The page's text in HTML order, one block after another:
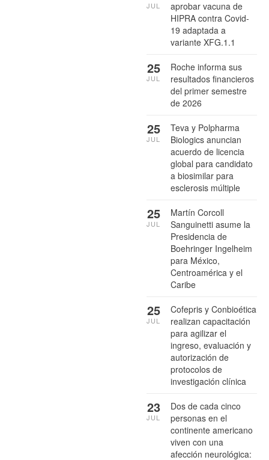
aprobar vacuna de
HIPRA contra Covid-
19 adaptada a
variante XFG.1.1
JUL
Roche informa sus
resultados financieros
del primer semestre
de 2026
25
JUL
Teva y Polpharma
Biologics anuncian
acuerdo de licencia
global para candidato
a biosimilar para
esclerosis múltiple
25
JUL
Martín Corcoll
Sanguinetti asume la
Presidencia de
Boehringer Ingelheim
para México,
Centroamérica y el
Caribe
25
JUL
Cofepris y Conbioética
realizan capacitación
para agilizar el
ingreso, evaluación y
autorización de
protocolos de
investigación clínica
25
JUL
Dos de cada cinco
personas en el
continente americano
viven con una
afección neurológica:
23
JUL